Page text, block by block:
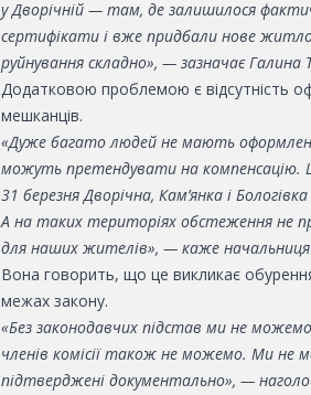
у Дворічній — там, де залишилося
сертифікати і вже придбали нове
руйнування складно», — зазначає Галина
Додатковою проблемою є відсутність
мешканців.
«Дуже багато людей не мають
можуть претендувати на компенсацію.
31 березня Дворічна, Кам’янка і
А на таких територіях обстеження не
для наших жителів», — каже начальниця
Вона говорить, що це викликає
межах закону.
«Без законодавчих підстав ми не
членів комісії також не можемо. Ми не
підтверджені документально», —